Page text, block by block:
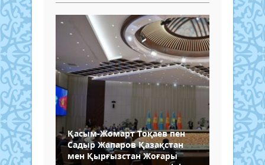
Қасым-Жомарт Тоқаев пен
Садыр Жапаров Қазақстан
мен Қырғызстан Жоғары